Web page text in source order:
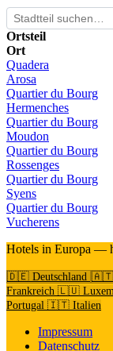
Ortsteil
Ort
Quadera
Arosa
Quartier du Bourg
Hermenches
Quartier du Bourg
Moudon
Quartier du Bourg
Rossenges
Quartier du Bourg
Syens
Quartier du Bourg
Vucherens
Hotels in Europa —
🇩🇪 Deutschland 🇦🇹
Frankreich 🇱🇺
Portugal 🇮🇹 Italien
Impressum
Datenschutz